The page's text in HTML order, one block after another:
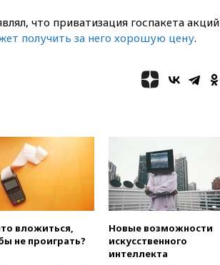
пяти популярных сетей
фастфуда
основные версии
произошедшего с Cessna-182
09:59
The Spectator:
отсутствие ракет для Patriot у
Украины приведет к
поражению Киева
09:54
МВД Германии:
инцидент с дроном в
аэропорту Лейпцига —
«сценарий гибридной атаки»
что приватизация госпакета акций
получить за него хорошую цену.
вложиться,
не проиграть?
Новые возможности
искусственного
интеллекта